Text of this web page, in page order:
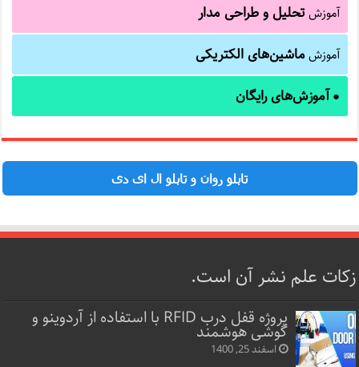
آموزشتحلیل و طراحی مدار
آموزشماشین‌های الکتریکی
●آموزش‌های رایگان
تابلو روان و تابلو ال ای دی
زکات علم نشر آن است.
پروژه قفل‌ درب RFID با استفاده از آردوینو و
گوشی هوشمند
اسفند 25, 1400